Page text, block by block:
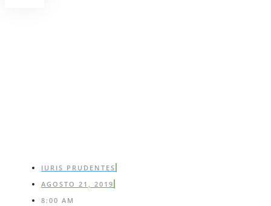
IURIS PRUDENTES
AGOSTO 21, 2019
8:00 AM